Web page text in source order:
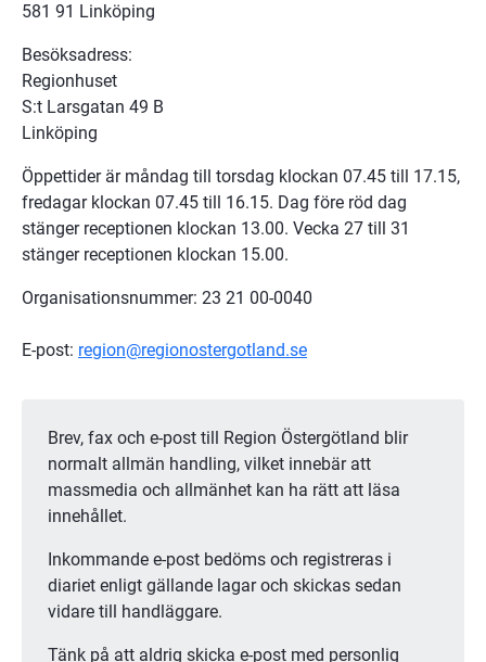
581 91 Linköping
Besöksadress:
Regionhuset
S:t Larsgatan 49 B
Linköping
Öppettider är måndag till torsdag klockan 07.45 till 17.15,
fredagar klockan 07.45 till 16.15. Dag före röd dag
stänger receptionen klockan 13.00. Vecka 27 till 31
stänger receptionen klockan 15.00.
Organisationsnummer: 23 21 00-0040
E-post: region@regionostergotland.se
Brev, fax och e-post till Region Östergötland blir
normalt allmän handling, vilket innebär att
massmedia och allmänhet kan ha rätt att läsa
innehållet.
Inkommande e-post bedöms och registreras i
diariet enligt gällande lagar och skickas sedan
vidare till handläggare.
Tänk på att aldrig skicka e-post med personlig